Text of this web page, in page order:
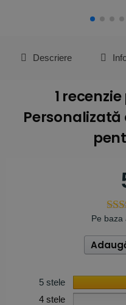
Descriere
1
Personalizată
Pe baza
5 stele
4 stele